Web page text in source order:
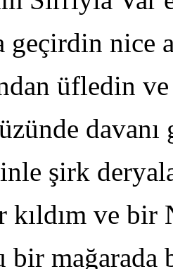
geçirdin nice
üfledin
davanı
şirk
kıldım ve bir
bir mağarada